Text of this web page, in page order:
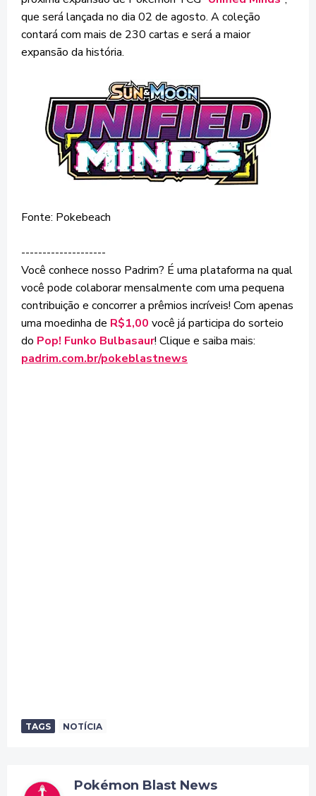
que será lançada no dia 02 de agosto. A coleção
contará com mais de 230 cartas e será a maior
expansão da história.
Fonte: Pokebeach
--------------------
Você conhece nosso Padrim? É uma plataforma na qual
você pode colaborar mensalmente com uma pequena
contribuição e concorrer a prêmios incríveis! Com apenas
uma moedinha de R$1,00 você já participa do sorteio
do Pop! Funko Bulbasaur! Clique e saiba mais:
padrim.com.br/pokeblastnews
TAGS NOTÍCIA
Pokémon Blast News